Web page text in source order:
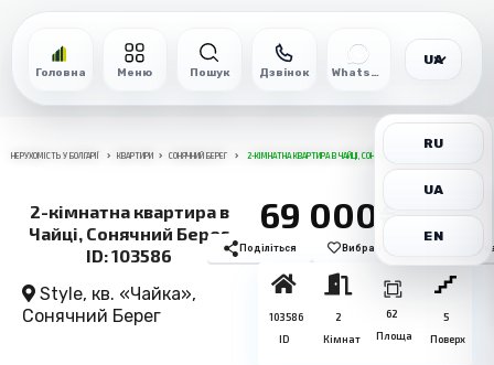
Головна Меню Пошук Дзвінок WhatsApp
UA
RU
UA
EN
НЕРУХОМІСТЬ У БОЛГАРІЇ КВАРТИРИ СОНЯЧНИЙ БЕРЕГ 2-КІМНАТНА КВАРТИРА В ЧАЙЦІ, СОНЯЧНИЙ БЕРЕГ ID: 103586
2-кімнатна квартира в
Чайці, Сонячний Берег
ID: 103586
Style, кв. «Чайка»,
Сонячний Берег
69 000€
Поділіться Вибране
103586
ID
2
Кімнат
62
Площа
5
Поверх